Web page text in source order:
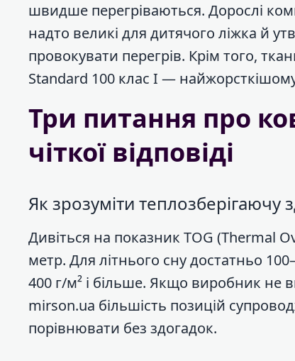
швидше перегріваються. Дорослі
надто великі для дитячого ліжка й
провокувати перегрів. Крім того,
Standard 100 клас I —
Три питання про
чіткої відповіді
Як зрозуміти теплозберігаючу
Дивіться на показник TOG (Thermal
метр. Для літнього сну достатньо
400 г/м² і більше. Якщо виробник не
mirson.ua більшість позицій
порівнювати без здогадок.